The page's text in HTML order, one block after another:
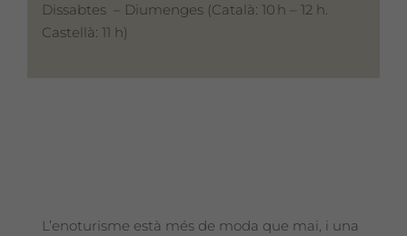
Dissabtes – Diumenges (Català: 10 h – 12 h.
Castellà: 11 h)
L’enoturisme està més de moda que mai, i una